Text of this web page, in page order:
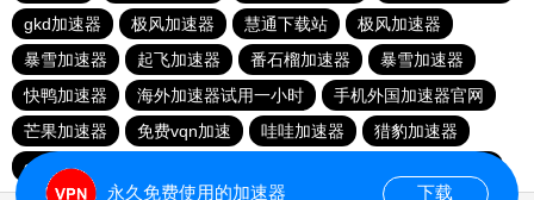
gkd加速器
极风加速器 慧通下载站
极风加速器
暴雪加速器
起飞加速器 番石榴加速器
暴雪加速器
快鸭加速器
海外加速器试用一小时
手机外国加速器官网
芒果加速器
免费vqn加速 哇哇加速器
猎豹加速器
gkd加速器
永久免费使用的加速器 下载